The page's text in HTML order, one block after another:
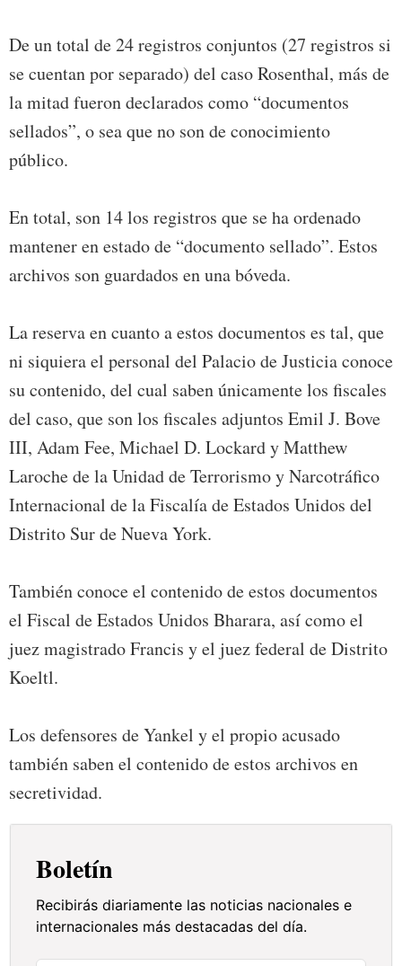
De un total de 24 registros conjuntos (27 registros si
se cuentan por separado) del caso Rosenthal, más de
la mitad fueron declarados como “documentos
sellados”, o sea que no son de conocimiento
público.
En total, son 14 los registros que se ha ordenado
mantener en estado de “documento sellado”. Estos
archivos son guardados en una bóveda.
La reserva en cuanto a estos documentos es tal, que
ni siquiera el personal del Palacio de Justicia conoce
su contenido, del cual saben únicamente los fiscales
del caso, que son los fiscales adjuntos Emil J. Bove
III, Adam Fee, Michael D. Lockard y Matthew
Laroche de la Unidad de Terrorismo y Narcotráfico
Internacional de la Fiscalía de Estados Unidos del
Distrito Sur de Nueva York.
También conoce el contenido de estos documentos
el Fiscal de Estados Unidos Bharara, así como el
juez magistrado Francis y el juez federal de Distrito
Koeltl.
Los defensores de Yankel y el propio acusado
también saben el contenido de estos archivos en
secretividad.
Boletín
Recibirás diariamente las noticias nacionales e
internacionales más destacadas del día.